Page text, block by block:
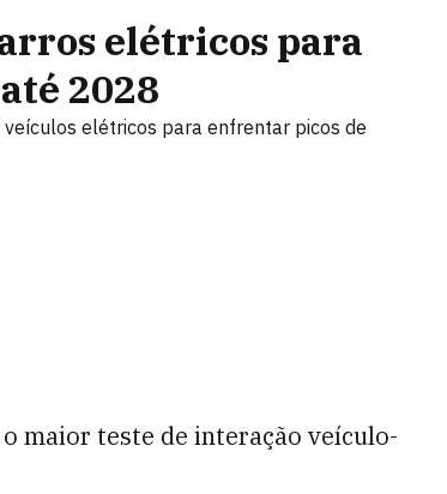
elétricos para
2028
elétricos para enfrentar picos de
maior teste de interação veículo-